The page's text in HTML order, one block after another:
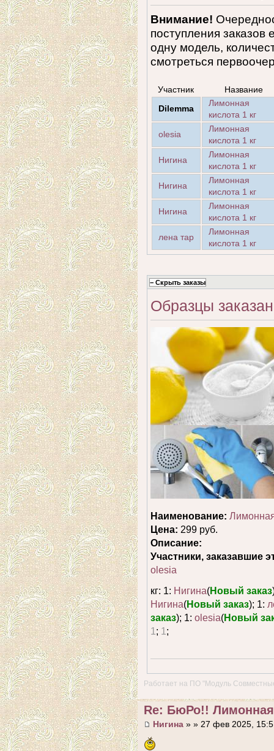
Внимание!
поступления
одну модель,
смотреться
Участник
Название
Dilemma
Лимонная
кислота 1 кг
olesia
Лимонная
кислота 1 кг
Нигина
Лимонная
кислота 1 кг
Нигина
Лимонная
кислота 1 кг
Нигина
Лимонная
кислота 1 кг
лена тар
Лимонная
кислота 1 кг
Образцы
Наименование:
Цена: 299 руб.
Описание:
Участники, заказавшие
olesia
кг: 1: Нигина(Новый заказ
Нигина(Новый заказ); 1:
заказ); 1: olesia(Новый
1 ; 1 ;
Работает на ПО "Модуль
Re: БюРо!! Лимонная
Нигина » » 27 фев 2025,